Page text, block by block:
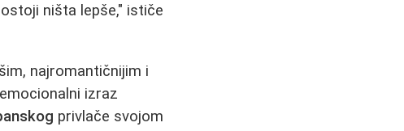
ništa lepše," ističe
najromantičnijim i
izraz
privlače svojom